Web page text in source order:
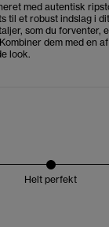
med autentisk
til et robust indslag i
som du forventer,
dem med en
look.
Helt perfekt